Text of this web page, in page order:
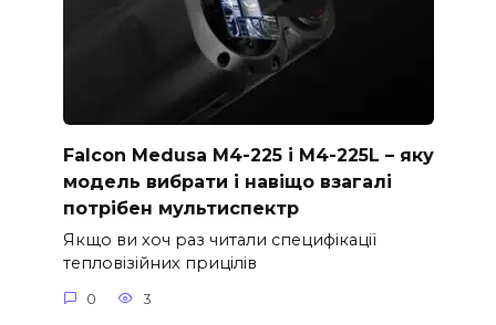
Falcon Medusa M4-225 і M4-225L – яку
модель вибрати і навіщо взагалі
потрібен мультиспектр
Якщо ви хоч раз читали специфікації
тепловізійних прицілів
0 3